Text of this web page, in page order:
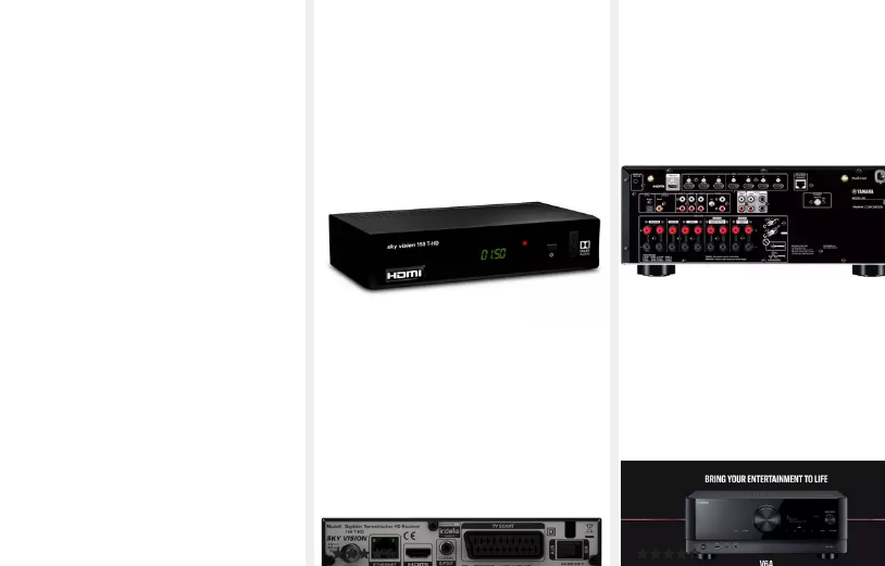
Full HD, USB, HDMI, SCART, Coaxial)
(62)
RX-V6A AV-Receiver 7.2 (Bluetooth,
LAN (Ethernet), WLAN)
(31)